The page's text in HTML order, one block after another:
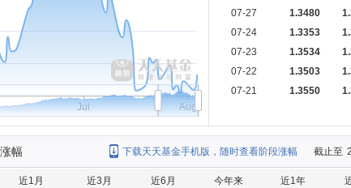
Jul Aug
07-27
1.3480
07-24
1.3353
07-23
1.3534
07-22
1.3503
07-21
1.3550
幅 截止至
下载天天基金手机版，随时查看阶段涨幅
近1月 近3月 近6月 今年来 近1年